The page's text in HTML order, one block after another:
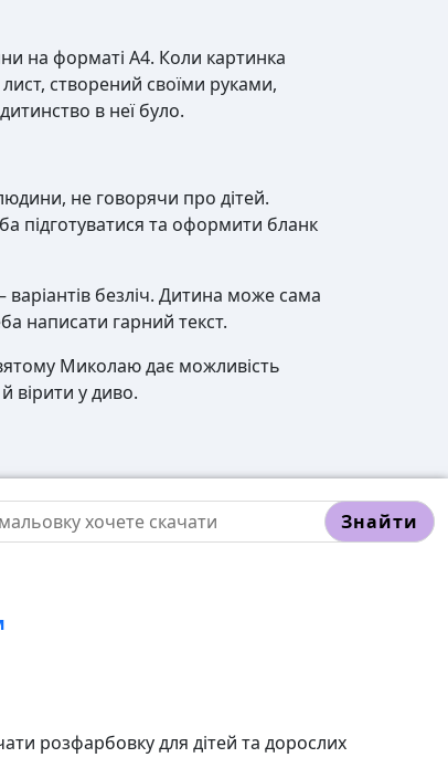
на форматі А4. Коли картинка
створений своїми руками,
в неї було.
не говорячи про дітей.
підготуватися та оформити бланк
безліч. Дитина може сама
написати гарний текст.
Миколаю дає можливість
вірити у диво.
Знайти
розфарбовку для дітей та дорослих